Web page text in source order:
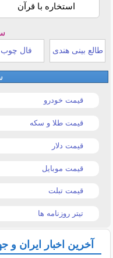
استخاره با قرآن
طالع بینی هندی فال چوب
قیمت خودرو
قیمت طلا و سکه
قیمت دلار
قیمت موبایل
قیمت تبلت
تیتر روزنامه ها
آخرین اخبار ایران و